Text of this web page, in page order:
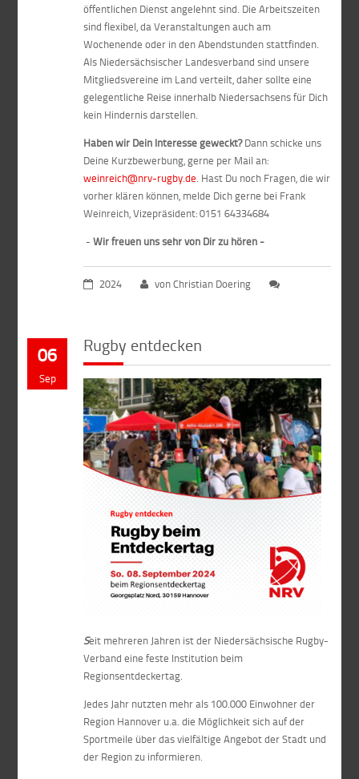
öffentlichen Dienst angelehnt sind. Die Arbeitszeiten
sind flexibel, da Veranstaltungen auch am
Wochenende oder in den Abendstunden stattfinden.
Als Niedersächsischer Landesverband sind unsere
Mitgliedsvereine im Land verteilt, daher sollte eine
gelegentliche Reise innerhalb Niedersachsens für Dich
kein Hindernis darstellen.
Haben wir Dein Interesse geweckt?Dann schicke uns
Deine Kurzbewerbung, gerne per Mail an:
weinreich@nrv-rugby.de. Hast Du noch Fragen, die wir
vorher klären können, melde Dich gerne bei Frank
Weinreich, Vizepräsident: 0151 64334684
-Wir freuen uns sehr von Dir zu hören -
2024 von Christian Doering
06
Sep
Rugby entdecken
Seit mehreren Jahren ist der Niedersächsische Rugby-
Verband eine feste Institution beim
Regionsentdeckertag.
Jedes Jahr nutzten mehr als 100.000 Einwohner der
Region Hannover u.a. die Möglichkeit sich auf der
Sportmeile über das vielfältige Angebot der Stadt und
der Region zu informieren.